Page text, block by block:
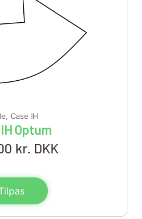
, Case IH
Optum
kr. DKK